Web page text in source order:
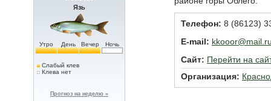
Язь
Утро День Вечер Ночь
Слабый клев
Клева нет
Прогноз на неделю »
Телефон: 8 (86123)
E-mail:
Сайт: Перейти на
Организация: